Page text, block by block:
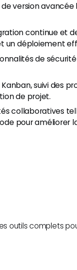
version avancée
continue et
un déploiement
de
suivi des
de projet.
collaboratives
pour améliorer
outils complets